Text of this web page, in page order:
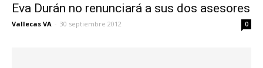
Eva Durán no renunciará a sus dos asesores
Vallecas VA - 30 septiembre 2012 0